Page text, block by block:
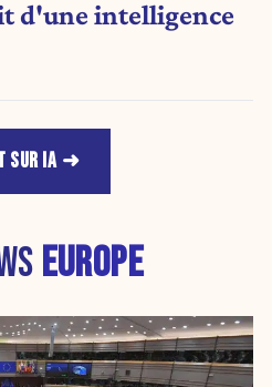
d'une intelligence
SUR IA
EUROPE